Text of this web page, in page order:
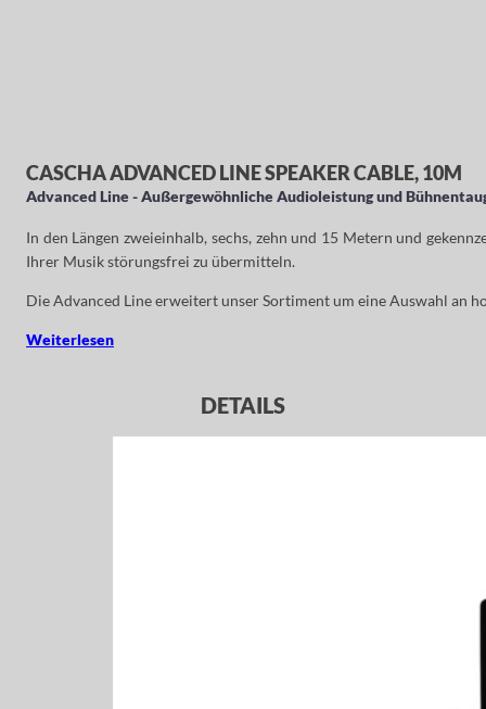
CASCHA ADVANCED LINE SPEAKER CABLE, 10M
Advanced Line - Außergewöhnliche Audioleistung und
In den Längen zweieinhalb, sechs, zehn und 15 Metern und
Ihrer Musik störungsfrei zu übermitteln.
Die Advanced Line erweitert unser Sortiment um eine Auswahl an
Weiterlesen
DETAILS